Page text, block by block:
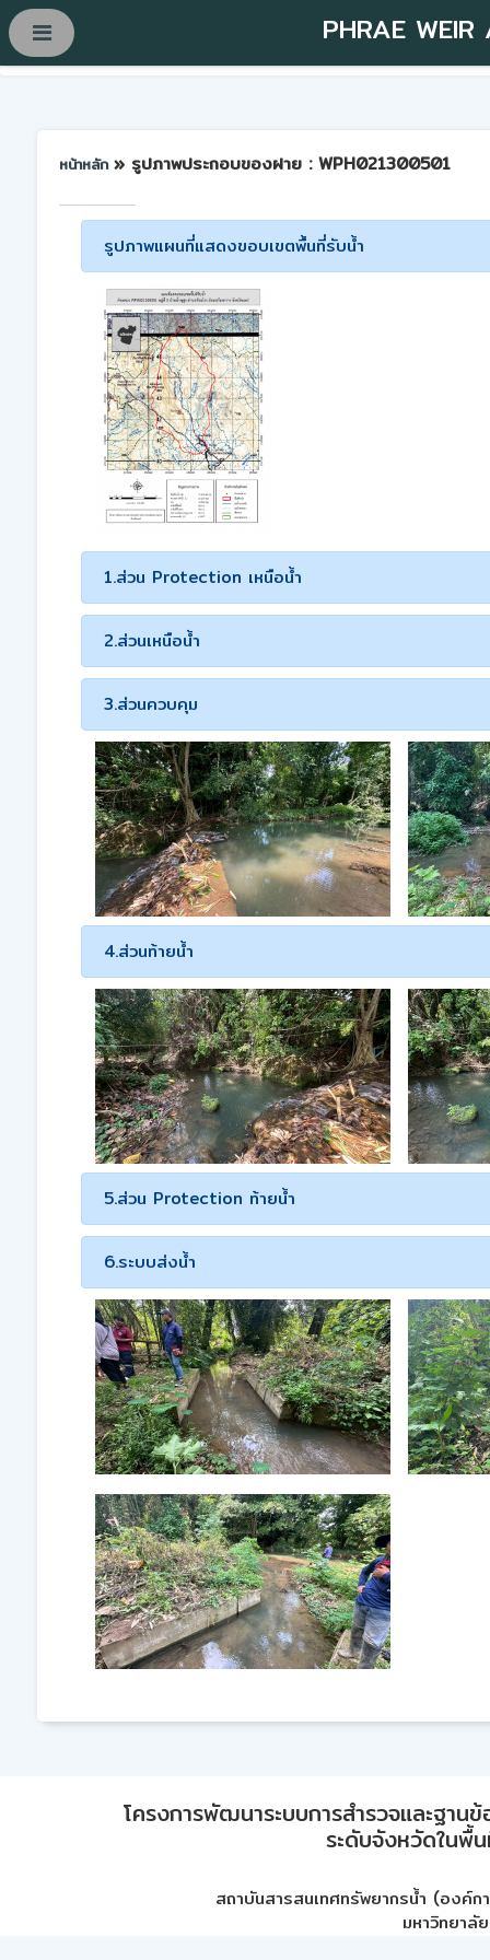
PHRAE WEIR
หน้าหลัก » รูปภาพประกอบของฝาย : WPH021300501
รูปภาพแผนที่แสดงขอบเขตพื้นที่รับน้ำ
1.ส่วน Protection เหนือน้ำ
2.ส่วนเหนือน้ำ
3.ส่วนควบคุม
4.ส่วนท้ายน้ำ
5.ส่วน Protection ท้ายน้ำ
6.ระบบส่งน้ำ
โครงการพัฒนาระบบการสำรวจและฐา
ระดับจังหวัดในพื้
สถาบันสารสนเทศทรัพยากรน้ำ (องค์ก
มหาวิทยาลั